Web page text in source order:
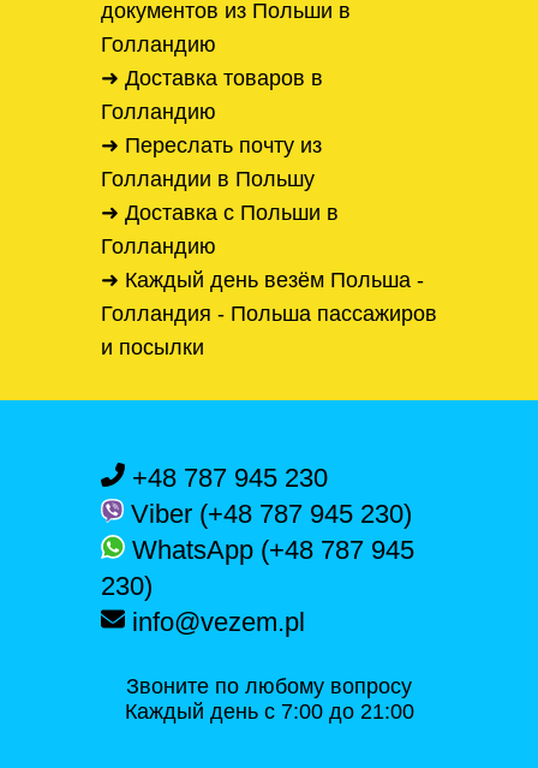
документов из Польши в
Голландию
➜ Доставка товаров в
Голландию
➜ Переслать почту из
Голландии в Польшу
➜ Доставка с Польши в
Голландию
➜ Каждый день везём Польша -
Голландия - Польша пассажиров
и посылки
+48 787 945 230
Viber (+48 787 945 230)
WhatsApp (+48 787 945
230)
info@vezem.pl
Звоните по любому вопросу
Каждый день с 7:00 до 21:00